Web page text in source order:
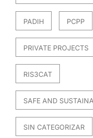
PADIH PCPP
PRIVATE PROJECTS
RIS3CAT
SAFE AND
SIN CATEGORIZAR